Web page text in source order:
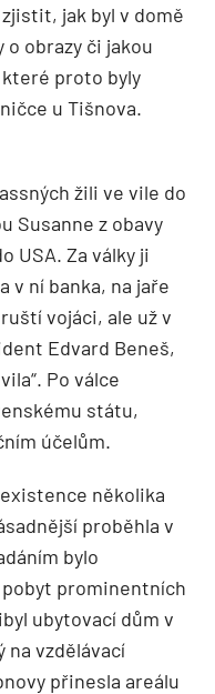
jak byl v domě
obrazy či jakou
proto byly
u Tišnova.
žili ve vile do
Susanne z obavy
USA. Za války ji
v ní banka, na jaře
vojáci, ale už v
Edvard Beneš,
Po válce
státu,
účelům.
několika
proběhla v
bylo
prominentních
ubytovací dům v
na vzdělávací
přinesla areálu